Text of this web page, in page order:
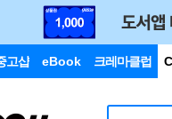
고샵 eBook 크레마클럽